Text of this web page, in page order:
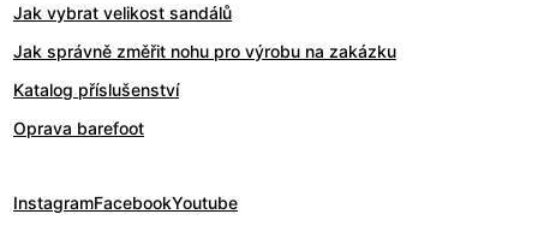
Jak vybrat velikost sandálů
Jak správně změřit nohu pro výrobu na zakázku
Katalog příslušenství
Oprava barefoot
InstagramFacebookYoutube